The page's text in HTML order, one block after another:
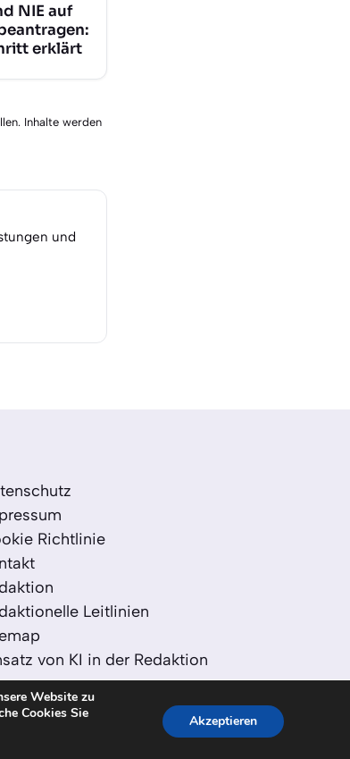
NIE auf
erklärt
Inhalte werden
und
Richtlinie
Leitlinien
von KI in der Redaktion
Website zu
Cookies Sie
Akzeptieren